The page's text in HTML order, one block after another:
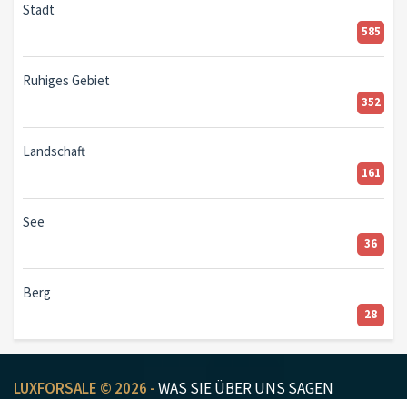
Stadt
585
Ruhiges Gebiet
352
Landschaft
161
See
36
Berg
28
LUXFORSALE © 2026 -WAS SIE ÜBER UNS SAGEN